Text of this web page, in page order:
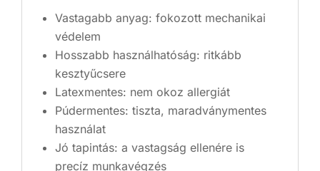
Vastagabb anyag: fokozott mechanikai
védelem
Hosszabb használhatóság: ritkább
kesztyűcsere
Latexmentes: nem okoz allergiát
Púdermentes: tiszta, maradványmentes
használat
Jó tapintás: a vastagság ellenére is
precíz munkavégzés